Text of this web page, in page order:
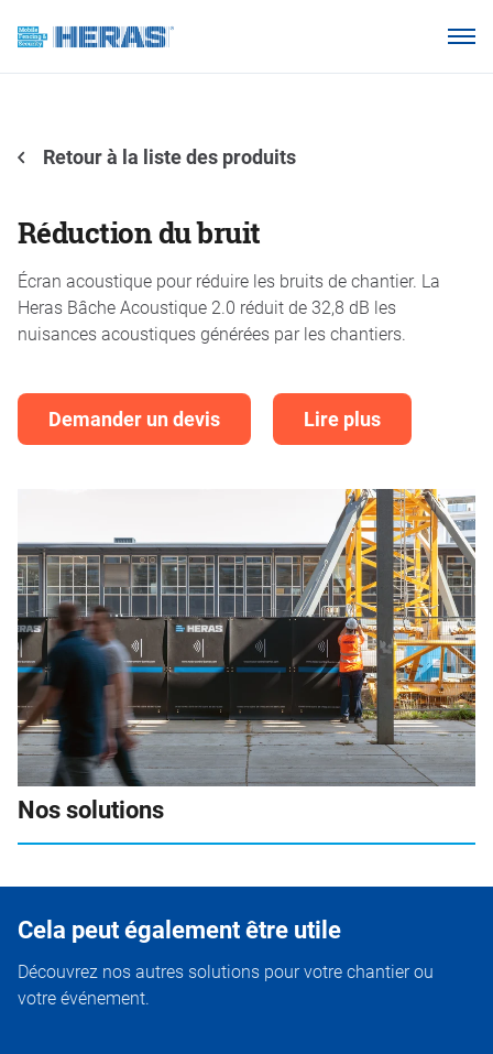
Produits
À propos de nous
Webshop
Retour à la liste des produits
Réduction du bruit
Écran acoustique pour réduire les bruits de chantier. La
Heras Bâche Acoustique 2.0 réduit de 32,8 dB les
nuisances acoustiques générées par les chantiers.
Demander un devis Lire plus
Nos solutions
Cela peut également être utile
Découvrez nos autres solutions pour votre chantier ou
votre événement.